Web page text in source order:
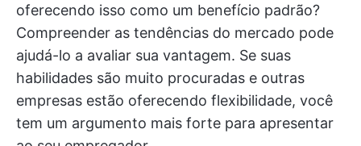
oferecendo isso como um benefício padrão?
Compreender as tendências do mercado pode
ajudá-lo a avaliar sua vantagem. Se suas
habilidades são muito procuradas e outras
empresas estão oferecendo flexibilidade, você
tem um argumento mais forte para apresentar